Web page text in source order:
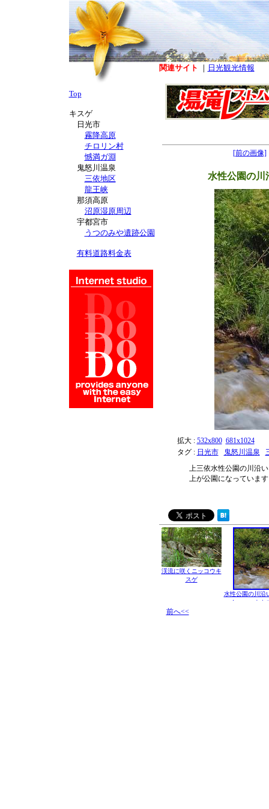
関連サイト ｜ 日光観光情報
[前の画像]
水性公園の川
拡大 : 532x800 681x1024
タグ : 日光市 鬼怒川温泉
上三依水性公園の川沿
上が公園になっていま
渓流に咲くニッコウキ
スゲ
水性公園の川沿
くニッコウキ
前へ<<
Top
キスゲ
日光市
霧降高原
チロリン村
憾満ガ淵
鬼怒川温泉
三依地区
龍王峡
那須高原
沼原湿原周辺
宇都宮市
うつのみや遺跡公園
有料道路料金表